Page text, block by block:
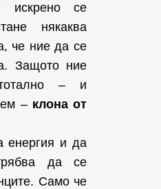
искрено се
някаква
че ние да се
Защото ние
– и
– клона от
енергия и да
да се
Само че